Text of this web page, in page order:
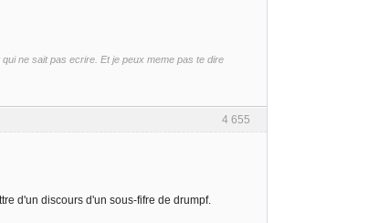
ne sait pas ecrire. Et je peux meme pas te dire
4 655
d'un discours d'un sous-fifre de drumpf.